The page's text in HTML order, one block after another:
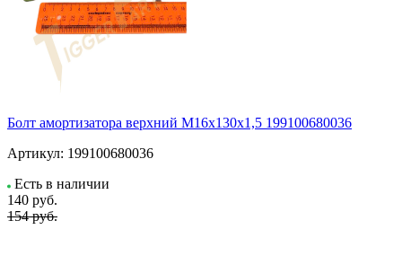
Болт амортизатора верхний М16х130х1,5 199100680036
Артикул: 199100680036
Есть в наличии
140 руб.
154 руб.